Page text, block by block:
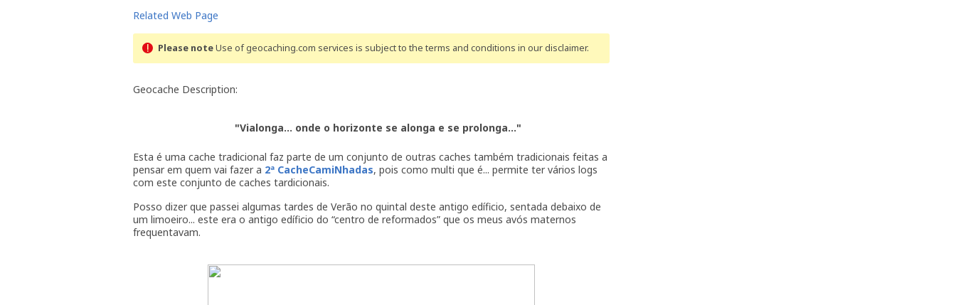
Related Web Page
Please noteUse of geocaching.com services is subject to the terms and conditions in our disclaimer.
Geocache Description:
"Vialonga... onde o horizonte se alonga e se prolonga..."
Esta é uma cache tradicional faz parte de um conjunto de outras caches também tradicionais feitas a
pensar em quem vai fazer a 2ª CacheCamiNhadas, pois como multi que é... permite ter vários logs
com este conjunto de caches tardicionais.
Posso dizer que passei algumas tardes de Verão no quintal deste antigo edíficio, sentada debaixo de
um limoeiro... este era o antigo edíficio do “centro de reformados” que os meus avós maternos
frequentavam.